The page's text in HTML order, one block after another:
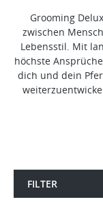
Grooming
zwischen
Lebensstil. Mit
höchste
dich und dein
FILTER